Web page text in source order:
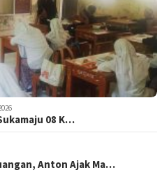
08 K…
Anton Ajak Ma…